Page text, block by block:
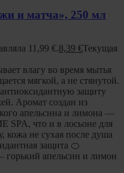
и матча», 250 мл
11,99 €.8,39 €Текущая
влагу во время мытья
мягкой, а не стянутой.
защиту
Аромат создан из
апельсина и лимона —
SPA, что и в лосьоне для
кожа не сухая после душа
защита 🍊
горький апельсин и лимон